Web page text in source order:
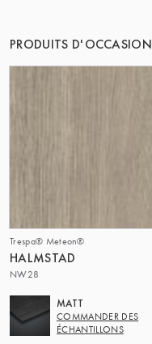
PRODUITS D'OCCASION
Trespa® Meteon®
HALMSTAD
NW28
MATT
COMMANDER DES
ÉCHANTILLONS